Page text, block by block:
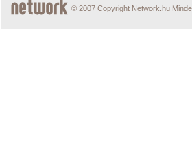
© 2007 Copyright Network.hu